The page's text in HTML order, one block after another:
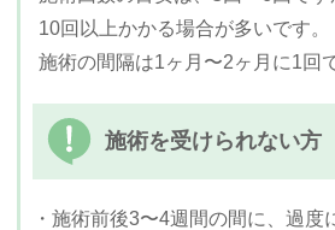
10回以上かかる場合が多いです。
施術の間隔は1ヶ月〜2ヶ月に1回
施術を受けられない方
・施術前後3〜4週間の間に、過度